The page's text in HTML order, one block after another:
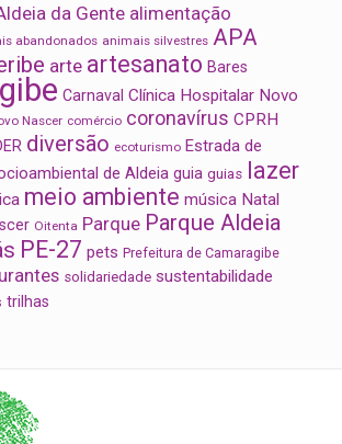
da Gente alimentação
abandonados animais silvestres APA
arte artesanato Bares
Carnaval Clínica Hospitalar Novo
Nascer comércio coronavírus CPRH
diversão ecoturismo Estrada de
de Aldeia guia guias lazer
meio ambiente música Natal
Oitenta Parque Parque Aldeia
PE-27 pets Prefeitura de Camaragibe
solidariedade sustentabilidade
trilhas